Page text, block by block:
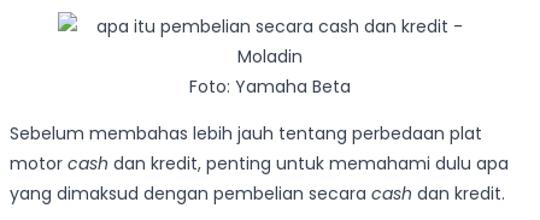
Foto: Yamaha Beta
Sebelum membahas lebih jauh tentang perbedaan plat
motor cash dan kredit, penting untuk memahami dulu apa
yang dimaksud dengan pembelian secara cash dan kredit.